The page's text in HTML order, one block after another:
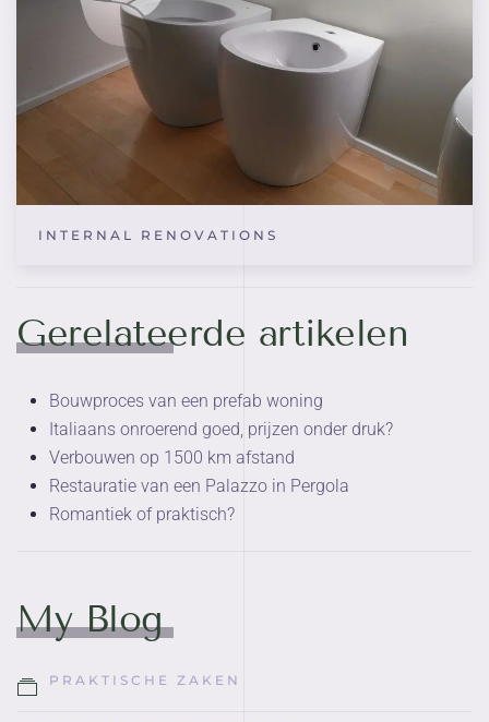
INTERNAL RENOVATIONS
Gerelateerde artikelen
Bouwproces van een prefab woning
Italiaans onroerend goed, prijzen onder druk?
Verbouwen op 1500 km afstand
Restauratie van een Palazzo in Pergola
Romantiek of praktisch?
My Blog
PRAKTISCHE ZAKEN